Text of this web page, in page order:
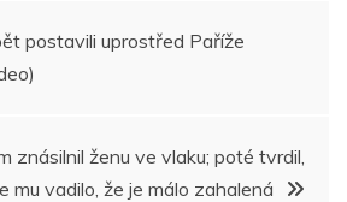
g
er
n
m
postavili uprostřed Paříže
znásilnil ženu ve vlaku; poté tvrdil,
mu vadilo, že je málo zahalená